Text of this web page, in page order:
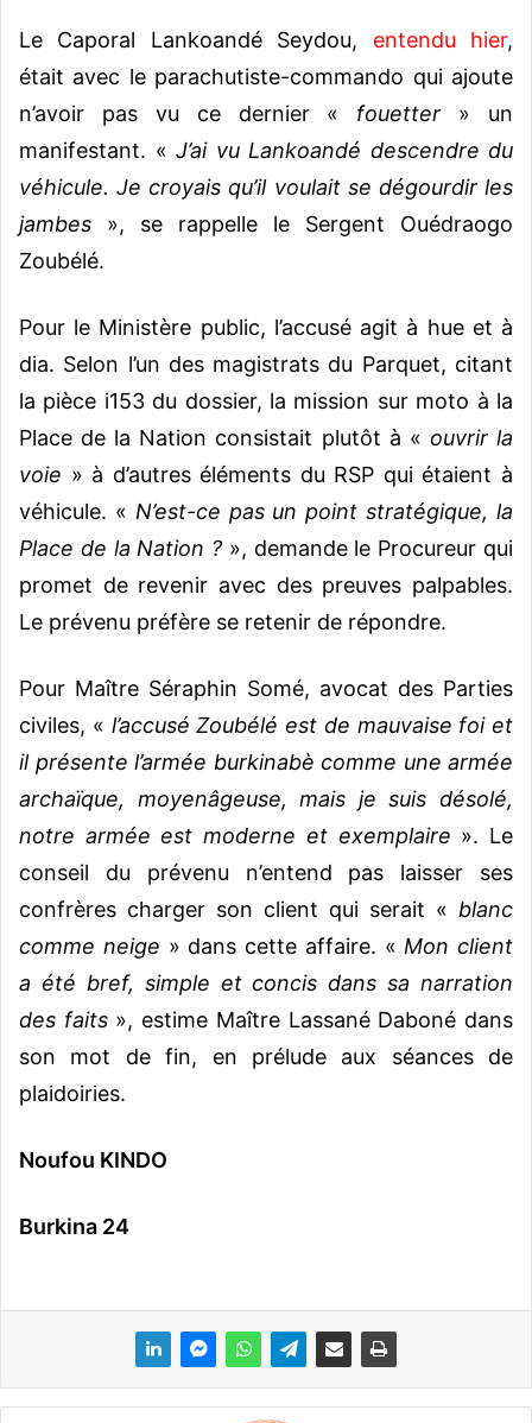
Le Caporal Lankoandé Seydou, entendu hier,
était avec le parachutiste-commando qui ajoute
n’avoir pas vu ce dernier « fouetter » un
manifestant. « J’ai vu Lankoandé descendre du
véhicule. Je croyais qu’il voulait se dégourdir les
jambes », se rappelle le Sergent Ouédraogo
Zoubélé.
Pour le Ministère public, l’accusé agit à hue et à
dia. Selon l’un des magistrats du Parquet, citant
la pièce i153 du dossier, la mission sur moto à la
Place de la Nation consistait plutôt à « ouvrir la
voie » à d’autres éléments du RSP qui étaient à
véhicule. « N’est-ce pas un point stratégique, la
Place de la Nation ? », demande le Procureur qui
promet de revenir avec des preuves palpables.
Le prévenu préfère se retenir de répondre.
Pour Maître Séraphin Somé, avocat des Parties
civiles, « l’accusé Zoubélé est de mauvaise foi et
il présente l’armée burkinabè comme une armée
archaïque, moyenâgeuse, mais je suis désolé,
notre armée est moderne et exemplaire ». Le
conseil du prévenu n’entend pas laisser ses
confrères charger son client qui serait « blanc
comme neige » dans cette affaire. « Mon client
a été bref, simple et concis dans sa narration
des faits», estime Maître Lassané Daboné dans
son mot de fin, en prélude aux séances de
plaidoiries.
Noufou KINDO
Burkina 24